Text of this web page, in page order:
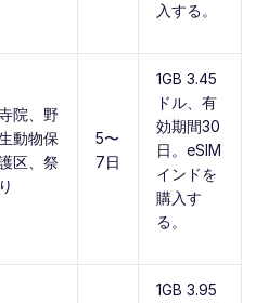
入する。
院、野
動物保
区、祭
り
5〜
7日
1GB 3.45
ドル、有
効期間30
日。eSIM
インドを
購入す
る。
1GB 3.95